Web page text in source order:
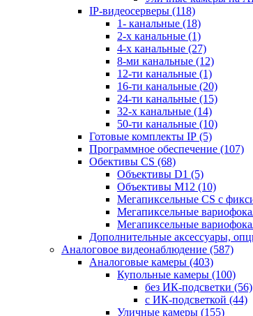
IP-видеосерверы (118)
1- канальные (18)
2-х канальные (1)
4-х канальные (27)
8-ми канальные (12)
12-ти канальные (1)
16-ти канальные (20)
24-ти канальные (15)
32-х канальные (14)
50-ти канальные (10)
Готовые комплекты IP (5)
Программное обеспечение (107)
Обективы CS (68)
Объективы D1 (5)
Объективы M12 (10)
Мегапиксельные CS c
Мегапиксельные
Мегапиксельные
Дополнительные аксессуары,
Аналоговое видеонаблюдение (587)
Аналоговые камеры (403)
Купольные камеры (100)
без ИК-подсветки (56)
с ИК-подсветкой (44)
Уличные камеры (155)